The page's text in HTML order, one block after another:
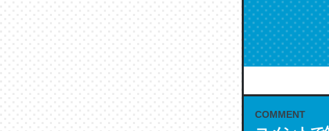
COMMENT
これは名文